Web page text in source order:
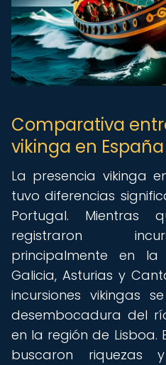
Comparativa
vikinga en
La presencia vikinga
tuvo diferencias
Portugal. Mientras
registraron
principalmente en
Galicia, Asturias y
incursiones vikingas
desembocadura del
en la región de Lisboa.
buscaron riquezas